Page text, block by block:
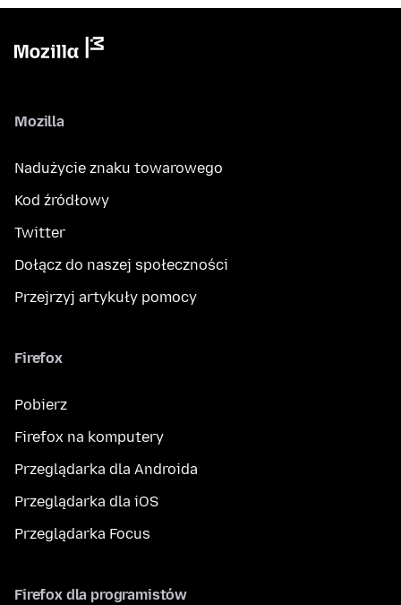
Mozilla
Nadużycie znaku towarowego
Kod źródłowy
Twitter
Dołącz do naszej społeczności
Przejrzyj artykuły pomocy
Firefox
Pobierz
Firefox na komputery
Przeglądarka dla Androida
Przeglądarka dla iOS
Przeglądarka Focus
Firefox dla programistów